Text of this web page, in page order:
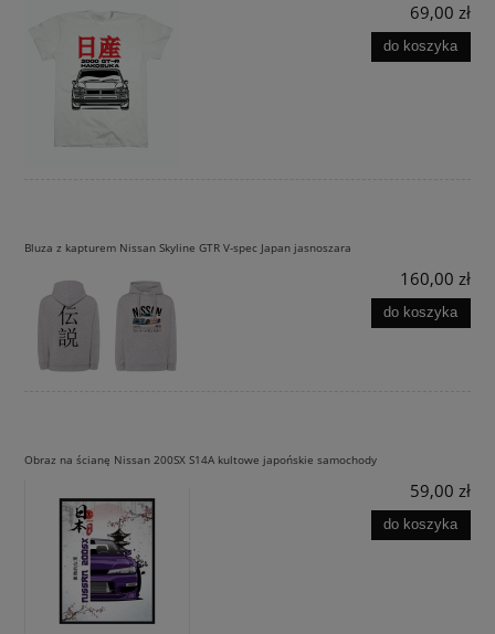
69,00 zł
do koszyka
Bluza z kapturem Nissan Skyline GTR V-spec Japan jasnoszara
160,00 zł
do koszyka
Obraz na ścianę Nissan 200SX S14A kultowe japońskie samochody
59,00 zł
do koszyka